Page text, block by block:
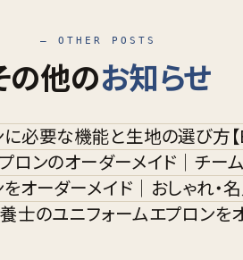
— OTHER POSTS
の他のお知らせ
必要な機能と生地の選び方【
ロンのオーダーメイド｜チーム
オーダーメイド｜おしゃれ・
士のユニフォームエプロンを